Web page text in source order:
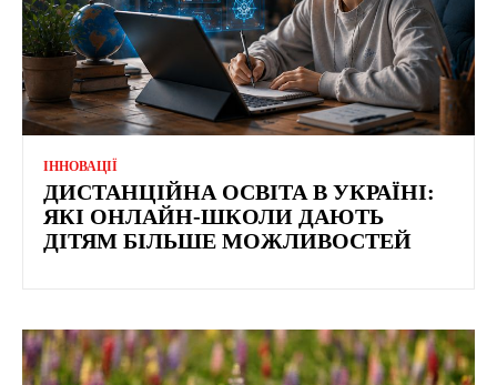
ІННОВАЦІЇ
ДИСТАНЦІЙНА ОСВІТА В УКРАЇНІ:
ЯКІ ОНЛАЙН-ШКОЛИ ДАЮТЬ
ДІТЯМ БІЛЬШЕ МОЖЛИВОСТЕЙ